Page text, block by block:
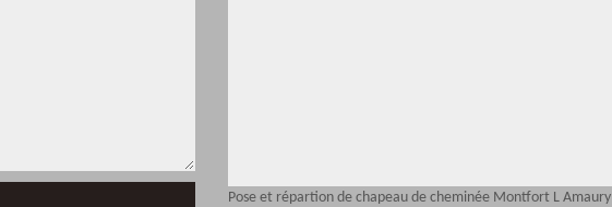
Pose et répartion de chapeau de cheminée Montfort L Amaury